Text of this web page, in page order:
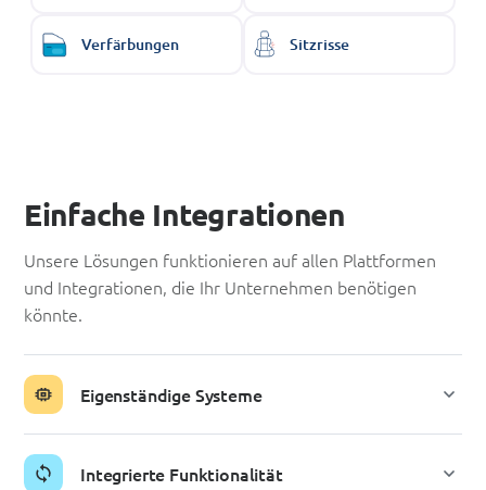
Verfärbungen Sitzrisse
Einfache Integrationen
Unsere Lösungen funktionieren auf allen Plattformen
und Integrationen, die Ihr Unternehmen benötigen
könnte.
Eigenständige Systeme
Integrierte Funktionalität